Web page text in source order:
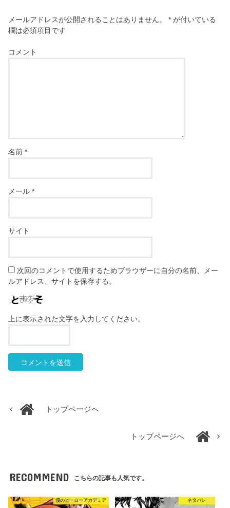
メールアドレスが公開されることはありません。 * が付いている
欄は必須項目です
コメント
名前*
メール*
サイト
次回のコメントで使用するためブラウザーに自分の名前、メー
ルアドレス、サイトを保存する。
上に表示された文字を入力してください。
トップページへ
トップページへ
RECOMMEND こちらの記事も人気です。
僕のヒーローアカデミア ネタバレ